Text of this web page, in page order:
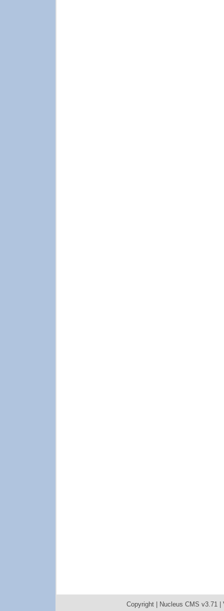
Copyright | Nucleus CMS v3.71